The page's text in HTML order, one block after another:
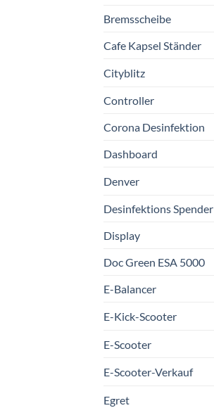
Bremsscheibe
Cafe Kapsel Ständer
Cityblitz
Controller
Corona Desinfektion
Dashboard
Denver
Desinfektions Spender
Display
Doc Green ESA 5000
E-Balancer
E-Kick-Scooter
E-Scooter
E-Scooter-Verkauf
Egret